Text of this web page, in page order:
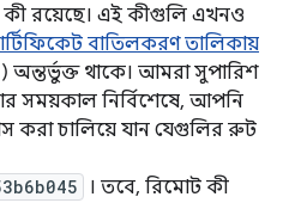
কী রয়েছে। এই কীগুলি এখনও
বাতিলকরণ তালিকায়
) অন্তর্ভুক্ত থাকে। আমরা সুপারিশ
সময়কাল নির্বিশেষে, আপনি
করা চালিয়ে যান যেগুলির রুট
। তবে, রিমোট কী